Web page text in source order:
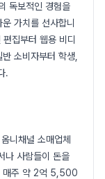
독보적인 경험을
가치를 선사합니
집부터 웹용 비디
소비자부터 학생,
.
니채널 소매업체
나 사람들이 돈을
매주 약 2억 5,500